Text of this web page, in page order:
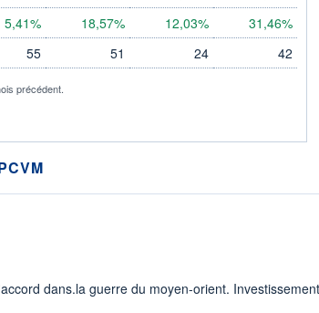
5,41% 18,57% 12,03% 31,46%
55 51 24 42
précédent.
dans.la guerre du moyen-orient.